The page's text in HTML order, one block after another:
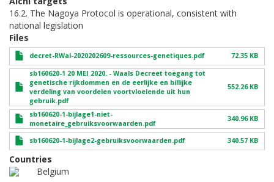
16.2. The Nagoya Protocol is operational, consistent with
national legislation
Files
decret-RWal-2020202609-ressources-genetiques.pdf 72.35 KB
sb160620-1 20 MEI 2020. - Waals Decreet toegang tot
genetische rijkdommen en de eerlijke en billijke
verdeling van voordelen voortvloeiende uit hun
gebruik.pdf
552.26 KB
sb160620-1-bijlage1-niet-
monetaire_gebruiksvoorwaarden.pdf
340.96 KB
sb160620-1-bijlage2-gebruiksvoorwaarden.pdf 340.57 KB
Countries
Belgium